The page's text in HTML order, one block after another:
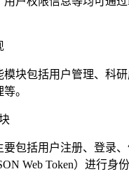
模块包括用户管理、科
。
要包括用户注册、登录
Web Token）进行身